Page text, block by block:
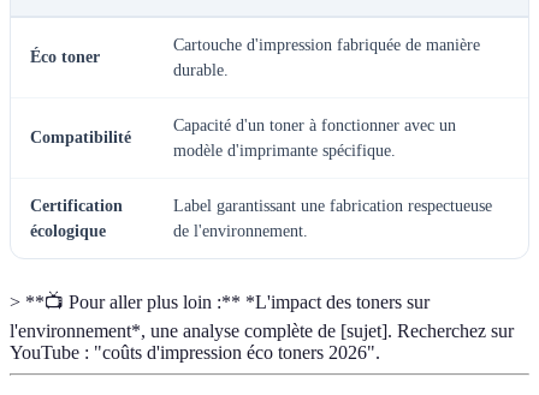
Éco toner
Cartouche d'impression fabriquée de manière
durable.
Compatibilité
Capacité d'un toner à fonctionner avec un
modèle d'imprimante spécifique.
Certification
écologique
Label garantissant une fabrication respectueuse
de l'environnement.
> **📺 Pour aller plus loin :** *L'impact des toners sur
l'environnement*, une analyse complète de [sujet]. Recherchez sur
YouTube : "coûts d'impression éco toners 2026".